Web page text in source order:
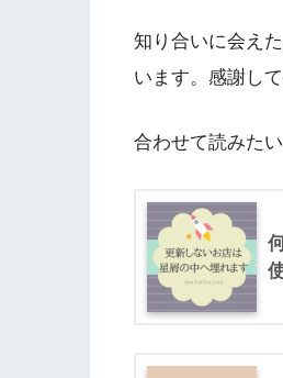
知り合いに会え
います。感謝して
合わせて読みたい